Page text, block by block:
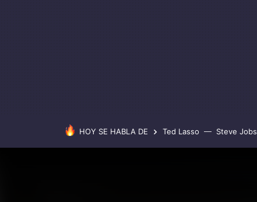
HOY SE HABLA DE Ted Lasso Steve Jobs